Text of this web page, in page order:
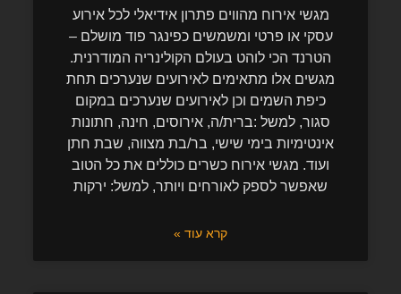
מגשי אירוח מהווים פתרון אידיאלי לכל אירוע
עסקי או פרטי ומשמשים כפינגר פוד מושלם –
הטרנד הכי לוהט בעולם הקולינריה המודרנית.
מגשים אלו מתאימים לאירועים שנערכים תחת
כיפת השמים וכן לאירועים שנערכים במקום
סגור, למשל :ברית/ה, אירוסים, חינה, חתונות
אינטימיות בימי שישי, בר/בת מצווה, שבת חתן
ועוד. מגשי אירוח כשרים כוללים את כל הטוב
שאפשר לספק לאורחים ויותר, למשל: ירקות
קרא עוד »